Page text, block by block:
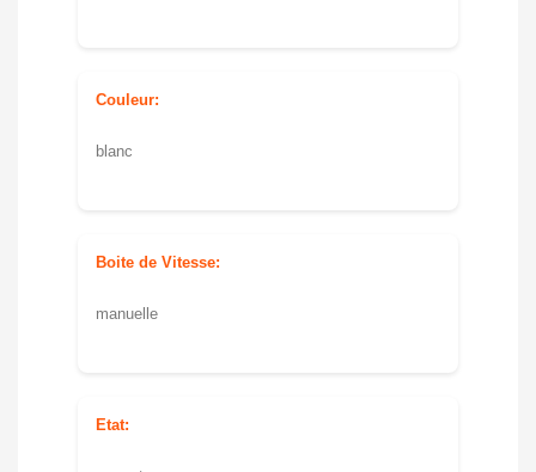
Couleur:
blanc
Boite de Vitesse:
manuelle
Etat: